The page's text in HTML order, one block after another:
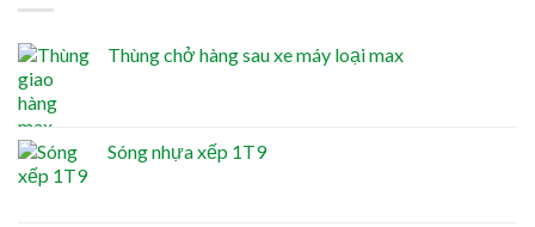
Thùng chở hàng sau xe máy loại max
Sóng nhựa xếp 1T9